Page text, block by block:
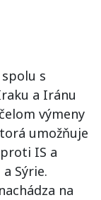
s
a Iránu
výmeny
umožňuje
IS a
Sýrie.
na